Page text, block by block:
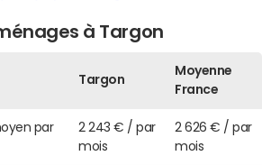
à Targon
Targon
Moyenne
France
par
2 243 € / par
mois
2 626 € / par
mois